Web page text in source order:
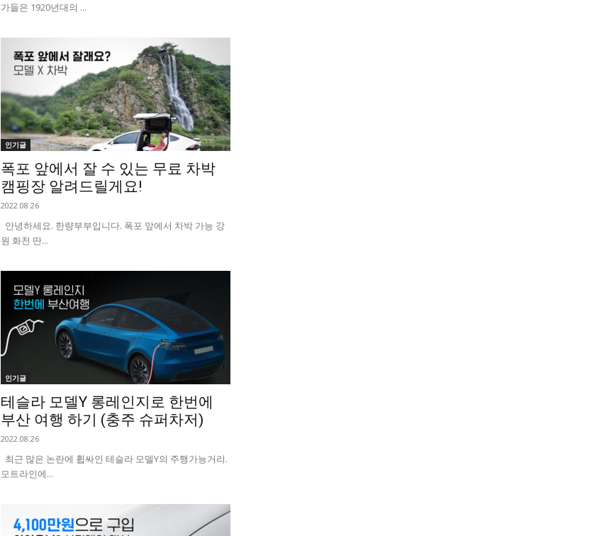
가들은 1920년대의 ...
인기글
폭포 앞에서 잘 수 있는 무료 차박
캠핑장 알려드릴게요!
2022.08.26
안녕하세요. 한량부부입니다. 폭포 앞에서 차박 가능 강
원 화천 딴...
인기글
테슬라 모델Y 롱레인지로 한번에
부산 여행 하기 (충주 슈퍼차저)
2022.08.26
최근 많은 논란에 휩싸인 테슬라 모델Y의 주행가능거리.
모트라인에...